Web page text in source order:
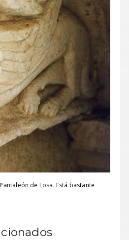
de Losa. Está bastante